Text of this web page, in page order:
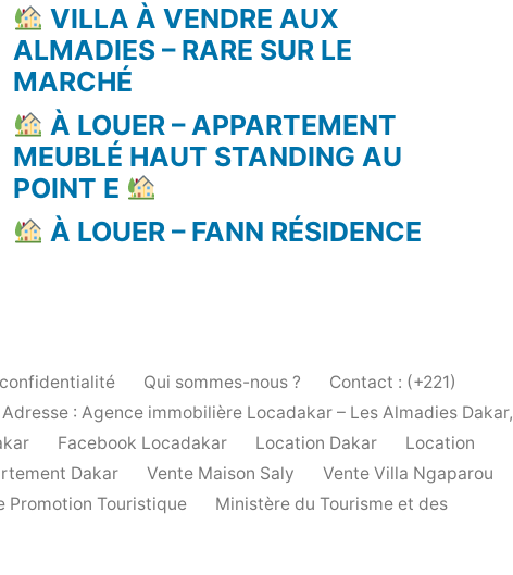
VILLA À VENDRE AUX
ALMADIES – RARE SUR LE
MARCHÉ
À LOUER – APPARTEMENT
MEUBLÉ HAUT STANDING AU
POINT E
À LOUER – FANN RÉSIDENCE
Qui sommes-nous ?
Contact : (+221)
Adresse : Agence immobilière Locadakar – Les Almadies Dakar,
Facebook Locadakar Location Dakar
Location
Dakar Vente Maison Saly
Vente Villa Ngaparou
Promotion Touristique
Ministère du Tourisme et des